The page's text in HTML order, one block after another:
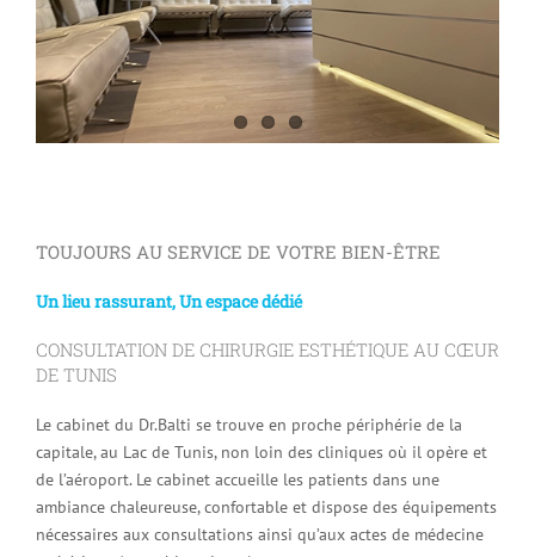
TOUJOURS AU SERVICE DE VOTRE BIEN-ÊTRE
Un lieu rassurant, Un espace dédié
CONSULTATION DE CHIRURGIE ESTHÉTIQUE AU CŒUR
DE TUNIS
Le cabinet du Dr.Balti se trouve en proche périphérie de la
capitale, au Lac de Tunis, non loin des cliniques où il opère et
de l’aéroport. Le cabinet accueille les patients dans une
ambiance chaleureuse, confortable et dispose des équipements
nécessaires aux consultations ainsi qu’aux actes de médecine